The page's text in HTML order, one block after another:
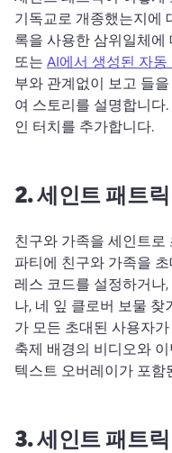
기독교로 개종했는지에
록을 사용한 삼위일체에
또는 AI에서 생성된 자동
부와 관계없이 보고 들
여 스토리를 설명합니다.
인 터치를 추가합니다.
2.세인트패트
친구와 가족을 세인트로
파티에 친구와 가족을
레스 코드를 설정하거나
나, 네 잎 클로버 보물 찾
가 모든 초대된 사용자
축제 배경의 비디오와
텍스트 오버레이가 포함
3.세인트패트